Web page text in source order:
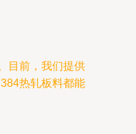
目前，我们提供
热轧板料都能